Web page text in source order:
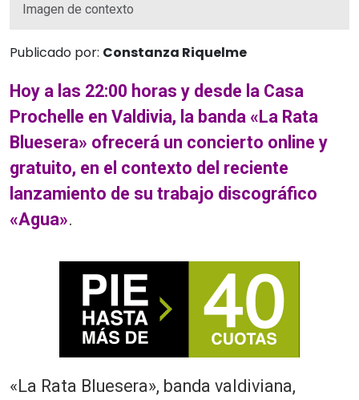
Imagen de contexto
Publicado por: Constanza Riquelme
Hoy a las 22:00 horas y desde la Casa
Prochelle en Valdivia, la banda «La Rata
Bluesera» ofrecerá un concierto online y
gratuito, en el contexto del reciente
lanzamiento de su trabajo discográfico
«Agua».
«La Rata Bluesera», banda valdiviana,